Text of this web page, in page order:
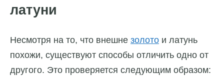
латуни
Несмотря на то, что внешне золото и латунь
похожи, существуют способы отличить одно от
другого. Это проверяется следующим образом: